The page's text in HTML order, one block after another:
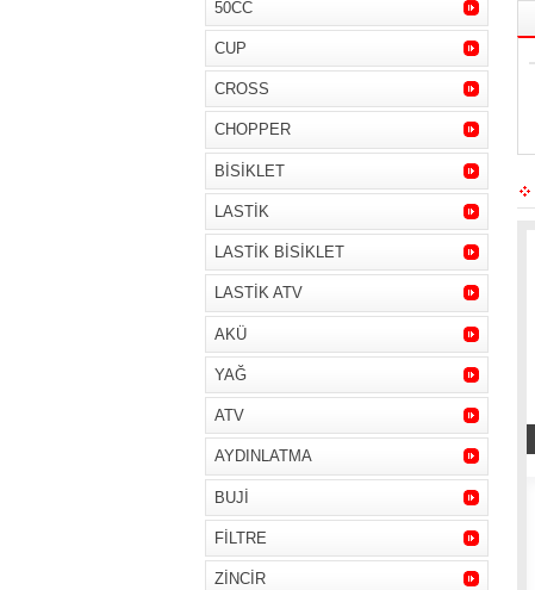
50CC
CUP
CROSS
CHOPPER
BİSİKLET
LASTİK
LASTİK BİSİKLET
LASTİK ATV
AKÜ
YAĞ
ATV
AYDINLATMA
BUJİ
FİLTRE
ZİNCİR